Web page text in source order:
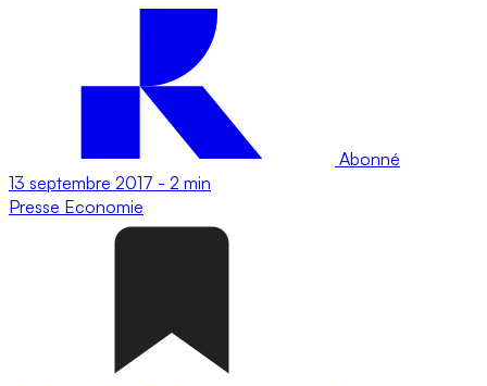
Abonné
13 septembre 2017 - 2 min
Presse Economie